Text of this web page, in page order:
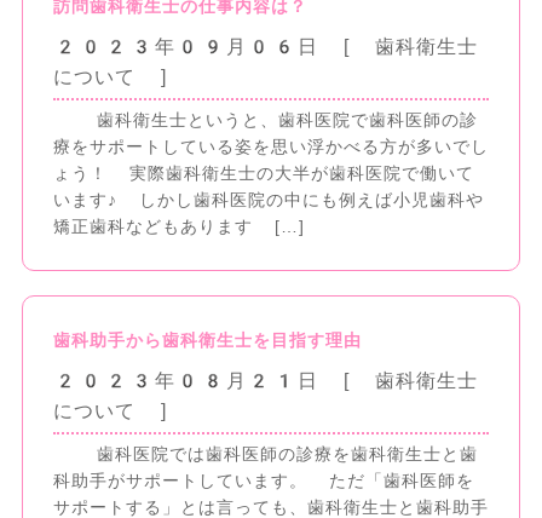
訪問歯科衛生士の仕事内容は？
2023年09月06日
[ 歯科衛生士
について ]
歯科衛生士というと、歯科医院で歯科医師の診
療をサポートしている姿を思い浮かべる方が多いでし
ょう！ 実際歯科衛生士の大半が歯科医院で働いて
います♪ しかし歯科医院の中にも例えば小児歯科や
矯正歯科などもあります […]
歯科助手から歯科衛生士を目指す理由
2023年08月21日
[ 歯科衛生士
について ]
歯科医院では歯科医師の診療を歯科衛生士と歯
科助手がサポートしています。 ただ「歯科医師を
サポートする」とは言っても、歯科衛生士と歯科助手